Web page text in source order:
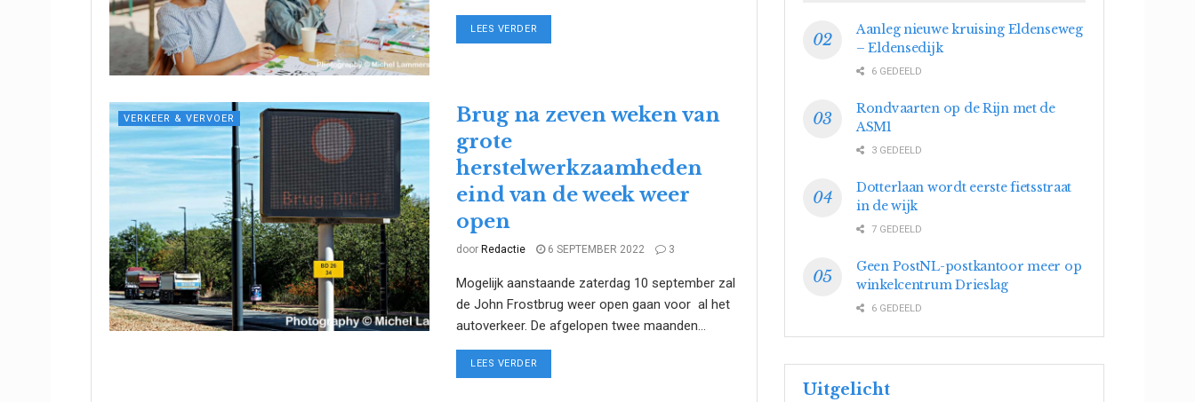
LEES VERDER
VERKEER & VERVOER
Brug na zeven weken van
grote
herstelwerkzaamheden
eind van de week weer
open
door Redactie 6 SEPTEMBER 2022 3
Mogelijk aanstaande zaterdag 10 september zal
de John Frostbrug weer open gaan voor al het
autoverkeer. De afgelopen twee maanden...
LEES VERDER
Aanleg nieuwe kruising Eldenseweg
– Eldensedijk
6 GEDEELD
Rondvaarten op de Rijn met de
ASM1
3 GEDEELD
Dotterlaan wordt eerste fietsstraat
in de wijk
7 GEDEELD
Geen PostNL-postkantoor meer op
winkelcentrum Drieslag
6 GEDEELD
Uitgelicht